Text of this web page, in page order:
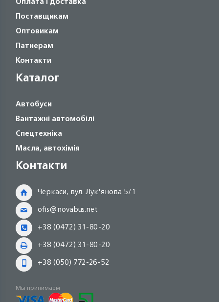
Поставщикам
Оптовикам
Патнерам
Контакти
Каталог
Автобуси
Вантажні автомобілі
Спецтехніка
Масла, автохімія
Контакти
Черкаси, вул. Лук'янова 5/1
ofis@novabus.net
+38 (0472) 31-80-20
+38 (0472) 31-80-20
+38 (050) 772-26-52
Мы принимаем